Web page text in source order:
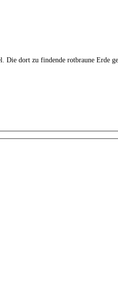
Die dort zu findende rotbraune